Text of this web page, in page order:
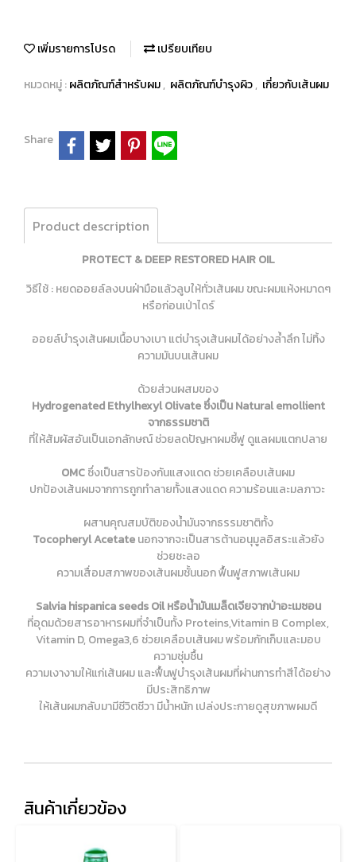
เพิ่มรายการโปรด เปรียบเทียบ
หมวดหมู่ :ผลิตภัณฑ์สำหรับผม, ผลิตภัณฑ์บำรุงผิว, เกี่ยวกับเส้นผม
Share
Product description
PROTECT & DEEP RESTORED HAIR OIL
วิธีใช้ : หยดออยล์ลงบนฝ่ามือแล้วลูบให้ทั่วเส้นผม ขณะผมแห้งหมาดๆ
หรือก่อนเป่าไดร์
ออยล์บำรุงเส้นผมเนื้อบางเบา แต่บำรุงเส้นผมได้อย่างล้ำลึก ไม่ทิ้ง
ความมันบนเส้นผม
ด้วยส่วนผสมของ
Hydrogenated Ethylhexyl Olivate ซึ่งเป็น Natural emollient
จากธรรมชาติ
ที่ให้สัมผัสอันเป็นเอกลักษณ์ ช่วยลดปัญหาผมชี้ฟู ดูแลผมแตกปลาย
OMCซึ่งเป็นสารป้องกันแสงแดด ช่วยเคลือบเส้นผม
ปกป้องเส้นผมจากการถูกทำลายทั้งแสงแดด ความร้อนและมลภาวะ
ผสานคุณสมบัติของน้ำมันจากธรรมชาติทั้ง
Tocopheryl Acetateนอกจากจะเป็นสารต้านอนุมูลอิสระแล้วยัง
ช่วยชะลอ
ความเสื่อมสภาพของเส้นผมชั้นนอก ฟื้นฟูสภาพเส้นผม
Salvia hispanica seeds Oil หรือน้ำมันเมล็ดเจียจากป่าอะเมซอน
ที่อุดมด้วยสารอาหารผมที่จำเป็นทั้ง Proteins,Vitamin B Complex,
Vitamin D, Omega3,6 ช่วยเคลือบเส้นผม พร้อมกักเก็บและมอบ
ความชุ่มชื้น
ความเงางามให้แก่เส้นผม และฟื้นฟูบำรุงเส้นผมที่ผ่านการทำสีได้อย่าง
มีประสิทธิภาพ
ให้เส้นผมกลับมามีชีวิตชีวา มีน้ำหนัก เปล่งประกายดูสุขภาพผมดี
สินค้าเกี่ยวข้อง